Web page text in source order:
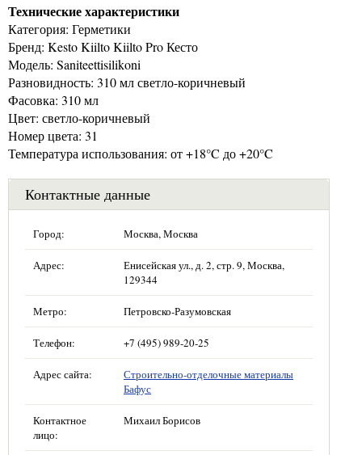
Технические характеристики
Категория: Герметики
Бренд: Kesto Kiilto Kiilto Pro Кесто
Модель: Saniteettisilikoni
Разновидность: 310 мл светло-коричневый
Фасовка: 310 мл
Цвет: светло-коричневый
Номер цвета: 31
Температура использования: от +18°C до +20°C
Контактные данные
Город: Москва, Москва
Адрес:
Енисейская ул., д. 2, стр. 9, Москва,
129344
Метро: Петровско-Разумовская
Телефон: +7 (495) 989-20-25
Адрес сайта:
Строительно-отделочные материалы
Бафус
Контактное
лицо:
Михаил Борисов